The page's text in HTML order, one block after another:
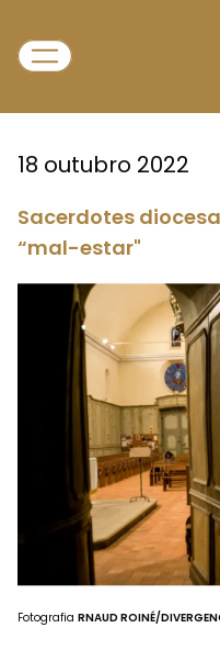
18 outubro 2022
Sacerdotes
“mal-estar"
Fotografia RNAUD ROINÉ/